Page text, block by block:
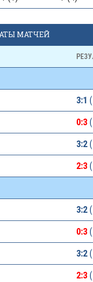
МАТЧЕЙ
3:1
0:3
3:2
2:3
3:2
0:3
3:2
2:3